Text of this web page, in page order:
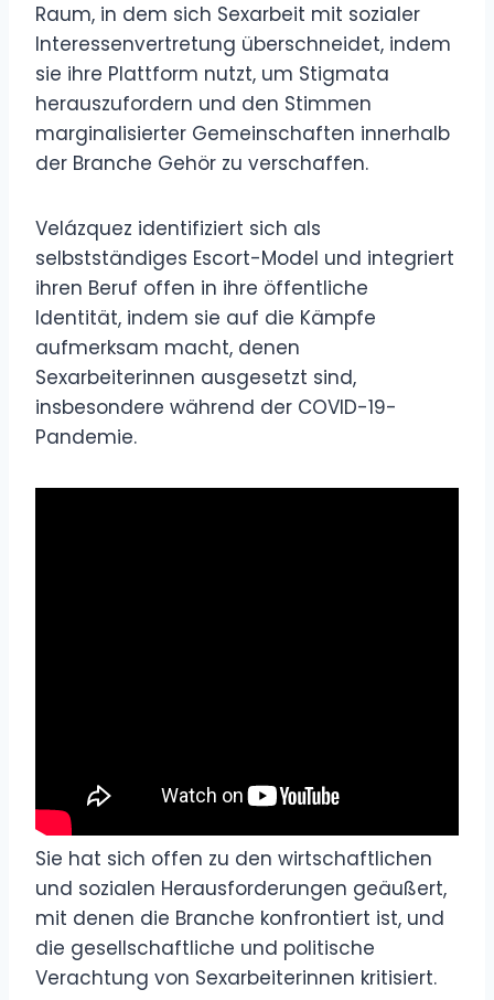
Raum, in dem sich Sexarbeit mit sozialer
Interessenvertretung überschneidet, indem
sie ihre Plattform nutzt, um Stigmata
herauszufordern und den Stimmen
marginalisierter Gemeinschaften innerhalb
der Branche Gehör zu verschaffen.
Velázquez identifiziert sich als
selbstständiges Escort-Model und integriert
ihren Beruf offen in ihre öffentliche
Identität, indem sie auf die Kämpfe
aufmerksam macht, denen
Sexarbeiterinnen ausgesetzt sind,
insbesondere während der COVID-19-
Pandemie.
Sie hat sich offen zu den wirtschaftlichen
und sozialen Herausforderungen geäußert,
mit denen die Branche konfrontiert ist, und
die gesellschaftliche und politische
Verachtung von Sexarbeiterinnen kritisiert.